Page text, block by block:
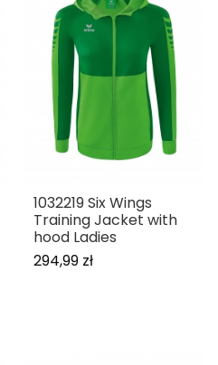
1032219 Six Wings
Training Jacket with
hood Ladies
294,99 zł